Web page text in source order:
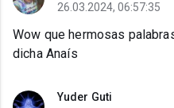
26.03.2024, 06:57:35
Wow que hermosas
dicha Anaís
Yuder Guti